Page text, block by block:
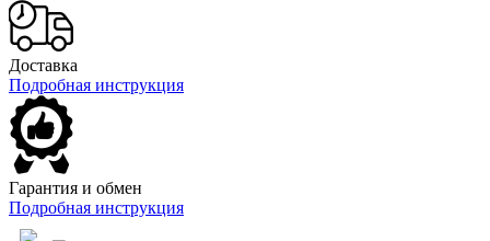
Доставка
Подробная инструкция
Гарантия и обмен
Подробная инструкция